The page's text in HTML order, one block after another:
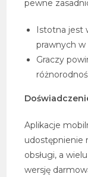
pewne
Istotna jest
prawnych
Graczy
Aplikacje
udostępnienie
obsługi, a
wersję